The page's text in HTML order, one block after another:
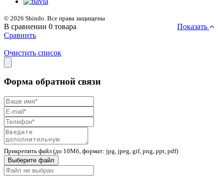
© 2026 Shindo. Все права защищены
В сравнении 0 товара
Показать
Сравнить
Очистить список
Форма обратной связи
Прикрепить файл (до 10Мб, формат: jpg, jpeg, gif, png, ppt, pdf)
Выберите файл